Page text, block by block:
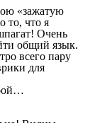
«зажатую
то, что я
Очень
общий язык.
всего пару
для